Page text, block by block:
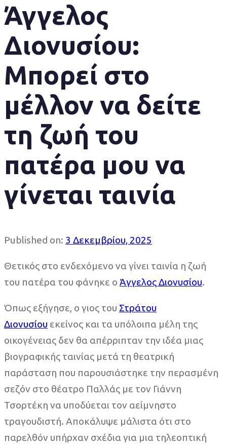
Άγγελος
Διονυσίου:
Μπορεί στο
μέλλον να δείτε
τη ζωή του
πατέρα μου να
γίνεται ταινία
Published on: 3 Δεκεμβρίου, 2025
Θετικός στο ενδεχόμενο να γίνει ταινία η ζωή
του πατέρα του φάνηκε ο Άγγελος Διονυσίου.
Όπως εξήγησε, ο γιος του Στράτου
Διονυσίου εκείνος και τα υπόλοιπα μέλη της
οικογένειας δεν θα απέρριπταν την ιδέα μιας
βιογραφικής ταινίας μετά τη θεατρική
παράσταση που παρουσιάστηκε την περασμένη
σεζόν στο θέατρο Παλλάς με τον Γιάννη
Τσορτέκη να υποδύεται τον αείμνηστο
τραγουδιστή. Αποκάλυψε μάλιστα ότι στο
παρελθόν υπήρχαν σχέδια για μια τηλεοπτική